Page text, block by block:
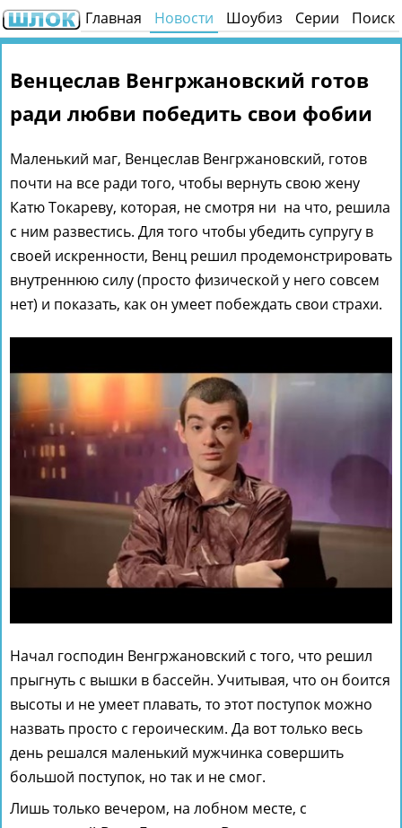
Главная Новости Шоубиз Серии Поиск
Венцеслав Венгржановский готов
ради любви победить свои фобии
Маленький маг, Венцеслав Венгржановский, готов
почти на все ради того, чтобы вернуть свою жену
Катю Токареву, которая, не смотря ни на что, решила
с ним развестись. Для того чтобы убедить супругу в
своей искренности, Венц решил продемонстрировать
внутреннюю силу (просто физической у него совсем
нет) и показать, как он умеет побеждать свои страхи.
Начал господин Венгржановский с того, что решил
прыгнуть с вышки в бассейн. Учитывая, что он боится
высоты и не умеет плавать, то этот поступок можно
назвать просто с героическим. Да вот только весь
день решался маленький мужчинка совершить
большой поступок, но так и не смог.
Лишь только вечером, на лобном месте, с